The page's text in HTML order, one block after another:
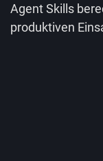
Agent Skills
produktiven